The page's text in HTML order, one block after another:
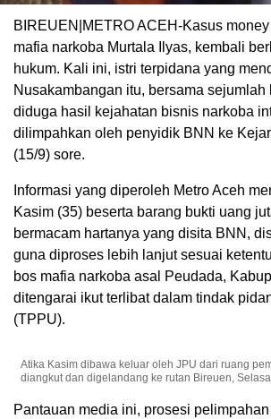
BIREUEN|METRO ACEH-Kasus
mafia narkoba Murtala Ilyas, kembali
hukum. Kali ini, istri terpidana yang
Nusakambangan itu, bersama sejumlah
diduga hasil kejahatan bisnis narkoba
dilimpahkan oleh penyidik BNN ke
(15/9) sore.
Informasi yang diperoleh Metro Aceh
Kasim (35) beserta barang bukti uang
bermacam hartanya yang disita BNN,
guna diproses lebih lanjut sesuai
bos mafia narkoba asal Peudada,
ditengarai ikut terlibat dalam tindak
(TPPU).
Atika Kasim dibawa keluar oleh JPU dari ruang
diangkut dan digelandang ke rutan Bireuen,
Pantauan media ini, prosesi